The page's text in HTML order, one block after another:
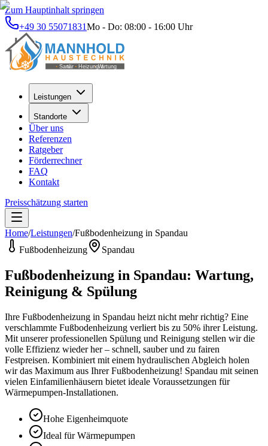
Zum Hauptinhalt springen
+49 30 55071831Mo - Do: 08:00 - 16:00 Uhr
Leistungen
Standorte
Über uns
Referenzen
Ratgeber
Förderrechner
FAQ
Kontakt
Preisschätzung starten
Home/Leistungen/Fußbodenheizung in Spandau
Fußbodenheizung
Spandau
Fußbodenheizung in Spandau: Wartung,
Reinigung & Spülung
Ihre Fußbodenheizung in Spandau heizt nicht mehr richtig? Eine
verschlammte Fußbodenheizung verliert bis zu 50% ihrer Leistung.
Mit unserer professionellen Spülung und Reinigung stellen wir die
volle Effizienz wieder her – schnell, sauber und zu fairen
Festpreisen. Kombiniert mit einem hydraulischen Abgleich holen
wir das Maximum aus Ihrer Fußbodenheizung! Spandau mit seinen
vielen Einfamilienhäusern bietet ideale Voraussetzungen für
Wärmepumpen-Installationen.
Hohe Eigenheimquote
Ideal für Wärmepumpen